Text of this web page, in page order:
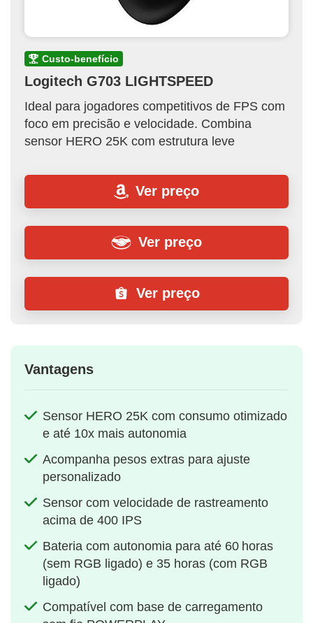
custo-benefício
Logitech G703 LIGHTSPEED
Ideal para jogadores competitivos de FPS com
foco em precisão e velocidade. Combina
sensor HERO 25K com estrutura leve
Ver preço
Ver preço
Ver preço
Vantagens
Sensor HERO 25K com consumo otimizado
e até 10x mais autonomia
Acompanha pesos extras para ajuste
personalizado
Sensor com velocidade de rastreamento
acima de 400 IPS
Bateria com autonomia para até 60 horas
(sem RGB ligado) e 35 horas (com RGB
ligado)
Compatível com base de carregamento